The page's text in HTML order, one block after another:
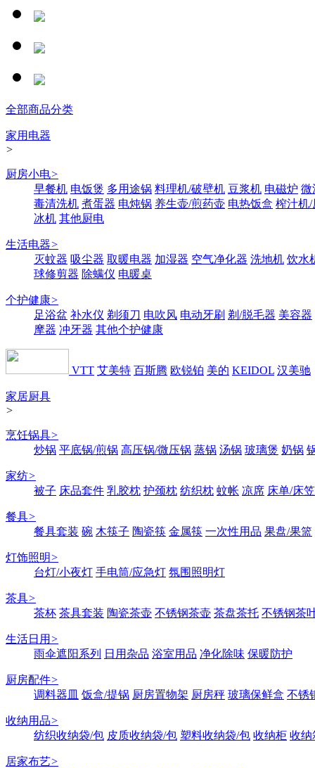
全部商品分类
家用电器
>
厨房小电>
早餐机 电饭煲 多用途锅 料理机/破壁机 豆浆机 电磁炉 微
毒清洗机 煮蛋器 电炖锅 养生壶/煎药壶 电热饭盒 榨汁机/
冰机 其他厨电
生活电器>
灭蚊器 吸尘器 取暖电器 加湿器 空气净化器 洗地机 饮水
球修剪器 除螨仪 电暖桌
个护健康>
足浴盆 补水仪 剃须刀 电吹风 电动牙刷 剃/脱毛器 美容器
摩器 冲牙器 其他个护健康
VTT 艾美特 百斯腾 欧锐铂 美的 KEIDOL 汉美驰
家居厨具
>
烹饪锅具>
炒锅 平底锅/煎锅 高压锅/微压锅 蒸锅 汤锅 玻璃煲 奶锅
家纺>
被子 床品套件 乳胶枕 护颈枕 纺织枕 蚊帐 凉席 床单/床笠
餐具>
餐具套装 碗 木筷子 陶瓷筷 金属筷 一次性用品 果盘/果篮
灯饰照明>
台灯/小夜灯 手电筒/应急灯 氛围照明灯
茶具>
茶杯 茶具套装 陶瓷茶壶 不锈钢茶壶 茶盘茶托 不锈钢茶
生活日用 >
雨伞遮阳系列
日用杂品 浴室用品 净化除味 保暖防护
厨房配件>
调料器皿 饭盒/提锅 厨房置物架 厨房秤 玻璃保鲜盒 不锈
收纳用品>
纺织收纳袋/包 皮质收纳袋/包 塑料收纳袋/包 收纳柜 收纳
居家布艺>